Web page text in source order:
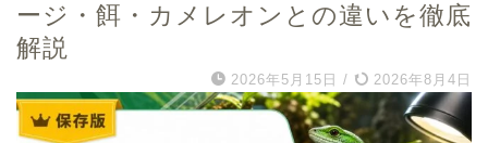
ージ・餌・カメレオンとの違いを徹底
解説
2026年5月15日 / 2026年8月4日